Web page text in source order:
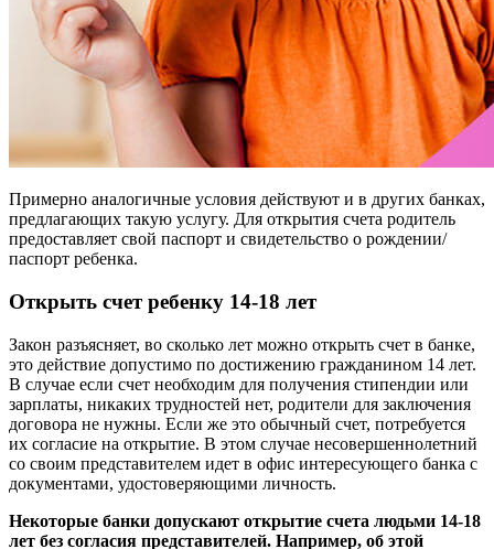
Примерно аналогичные условия действуют и в других банках,
предлагающих такую услугу. Для открытия счета родитель
предоставляет свой паспорт и свидетельство о рождении/
паспорт ребенка.
Открыть счет ребенку 14-18 лет
Закон разъясняет, во сколько лет можно открыть счет в банке,
это действие допустимо по достижению гражданином 14 лет.
В случае если счет необходим для получения стипендии или
зарплаты, никаких трудностей нет, родители для заключения
договора не нужны. Если же это обычный счет, потребуется
их согласие на открытие. В этом случае несовершеннолетний
со своим представителем идет в офис интересующего банка с
документами, удостоверяющими личность.
Некоторые банки допускают открытие счета людьми 14-18
лет без согласия представителей. Например, об этой